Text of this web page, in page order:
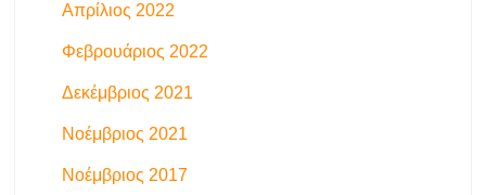
Απρίλιος 2022
Φεβρουάριος 2022
Δεκέμβριος 2021
Νοέμβριος 2021
Νοέμβριος 2017